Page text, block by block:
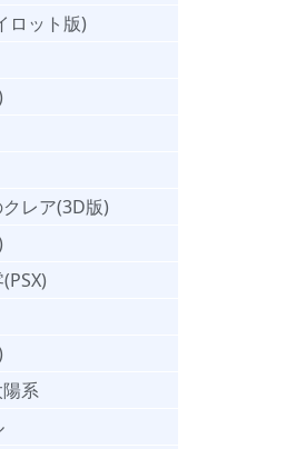
ロット版)
レア(3D版)
系